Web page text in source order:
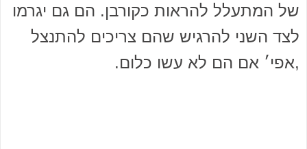
של המתעלל להראות כקורבן. הם גם יגרמו
לצד השני להרגיש שהם צריכים להתנצל
,אפי׳ אם הם לא עשו כלום.